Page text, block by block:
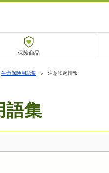
保険商品
生命保険用語集 注意喚起情報
語集